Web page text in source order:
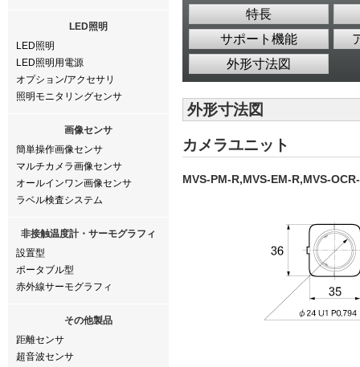
LED照明
LED照明
LED照明用電源
オプション/アクセサリ
照明モニタリングセンサ
画像センサ
簡単操作画像センサ
マルチカメラ画像センサ
オールインワン画像センサ
ラベル検査システム
非接触温度計・サーモグラフィ
設置型
ポータブル型
赤外線サーモグラフィ
その他製品
距離センサ
超音波センサ
特長
サポート機能
外形寸法図
外形寸法図
カメラユニット
MVS-PM-R,MVS-EM-R,MVS-